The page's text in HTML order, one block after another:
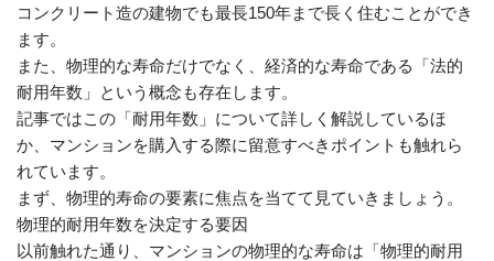
コンクリート造の建物でも最長150年まで長く住むことができ
ます。
また、物理的な寿命だけでなく、経済的な寿命である「法的
耐用年数」という概念も存在します。
記事ではこの「耐用年数」について詳しく解説しているほ
か、マンションを購入する際に留意すべきポイントも触れら
れています。
まず、物理的寿命の要素に焦点を当てて見ていきましょう。
物理的耐用年数を決定する要因
以前触れた通り、マンションの物理的な寿命は「物理的耐用